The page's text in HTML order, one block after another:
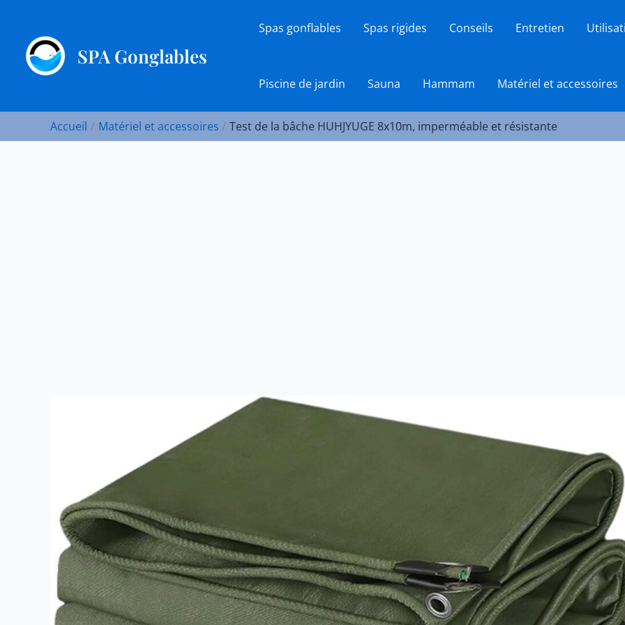
contenu
SPA Gonglables
Spas gonflables Spas rigides Conseils Entretien
Piscine de jardin Sauna Hammam Matériel et accessoires
Accueil Matériel et accessoires Test de la bâche HUHJYUGE 8x10m, imperméable et résistante